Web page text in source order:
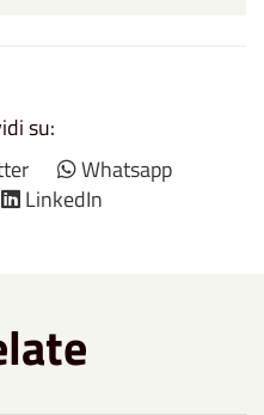
su:
Whatsapp
LinkedIn